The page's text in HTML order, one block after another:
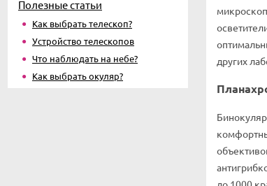
Полезные статьи
Как выбрать телескоп?
Устройство телескопов
Что наблюдать на небе?
Как выбрать окуляр?
других